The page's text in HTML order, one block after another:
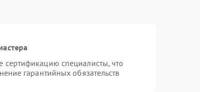
специалисты, что
гарантийных обязательств